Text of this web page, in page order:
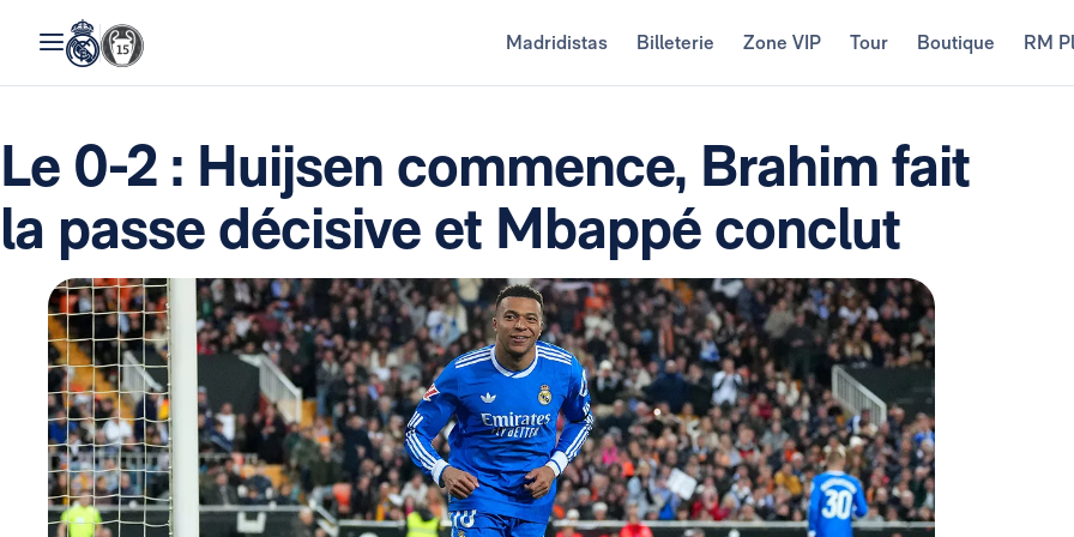
Madridistas Billeterie Zone VIP Tour Boutique RM
Le 0-2 : Huijsen commence, Brahim fait
la passe décisive et Mbappé conclut